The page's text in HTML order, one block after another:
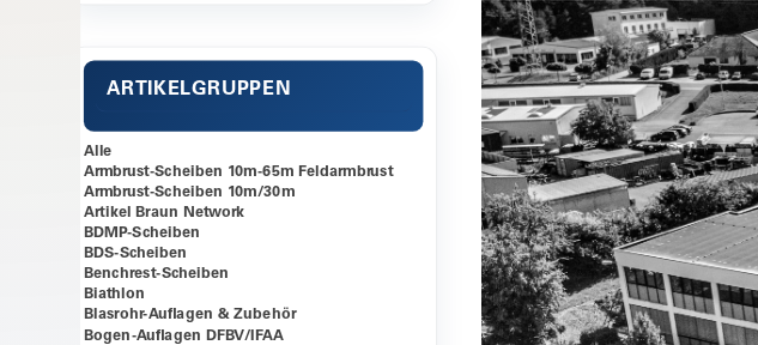
ARTIKELGRUPPEN
Alle
Armbrust-Scheiben 10m-65m Feldarmbrust
Armbrust-Scheiben 10m/30m
Artikel Braun Network
BDMP-Scheiben
BDS-Scheiben
Benchrest-Scheiben
Biathlon
Blasrohr-Auflagen & Zubehör
Bogen-Auflagen DFBV/IFAA